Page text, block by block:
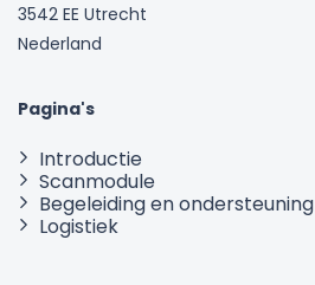
3542 EE Utrecht
Nederland
Pagina's
Introductie
Scanmodule
Begeleiding en ondersteuning
Logistiek